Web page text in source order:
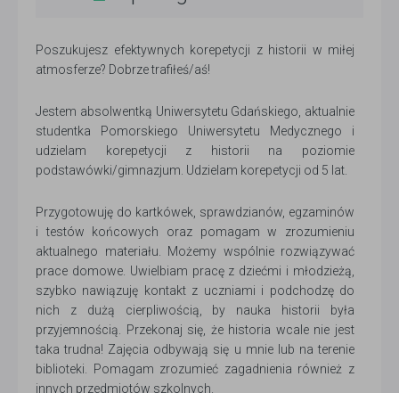
Poszukujesz efektywnych korepetycji z historii w miłej
atmosferze? Dobrze trafiłeś/aś!
Jestem absolwentką Uniwersytetu Gdańskiego, aktualnie
studentka Pomorskiego Uniwersytetu Medycznego i
udzielam korepetycji z historii na poziomie
podstawówki/gimnazjum. Udzielam korepetycji od 5 lat.
Przygotowuję do kartkówek, sprawdzianów, egzaminów
i testów końcowych oraz pomagam w zrozumieniu
aktualnego materiału. Możemy wspólnie rozwiązywać
prace domowe. Uwielbiam pracę z dziećmi i młodzieżą,
szybko nawiązuję kontakt z uczniami i podchodzę do
nich z dużą cierpliwością, by nauka historii była
przyjemnością. Przekonaj się, że historia wcale nie jest
taka trudna! Zajęcia odbywają się u mnie lub na terenie
biblioteki. Pomagam zrozumieć zagadnienia również z
innych przedmiotów szkolnych.